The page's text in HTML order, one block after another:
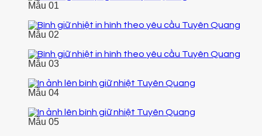
Mẫu 01
Mẫu 02
Mẫu 03
Mẫu 04
Mẫu 05